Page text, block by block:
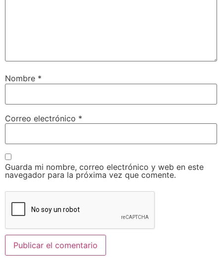
Nombre *
Correo electrónico *
Guarda mi nombre, correo electrónico y web en este
navegador para la próxima vez que comente.